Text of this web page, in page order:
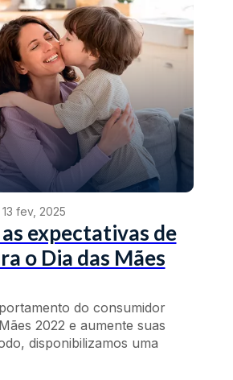
13 fev, 2025
expectativas de
o Dia das Mães
do consumidor
2022 e aumente suas
disponibilizamos uma